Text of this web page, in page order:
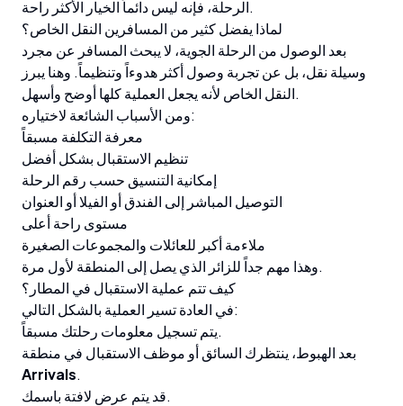
الرحلة، فإنه ليس دائماً الخيار الأكثر راحة.
لماذا يفضل كثير من المسافرين النقل الخاص؟
بعد الوصول من الرحلة الجوية، لا يبحث المسافر عن مجرد
وسيلة نقل، بل عن تجربة وصول أكثر هدوءاً وتنظيماً. وهنا يبرز
النقل الخاص لأنه يجعل العملية كلها أوضح وأسهل.
ومن الأسباب الشائعة لاختياره:
معرفة التكلفة مسبقاً
تنظيم الاستقبال بشكل أفضل
إمكانية التنسيق حسب رقم الرحلة
التوصيل المباشر إلى الفندق أو الفيلا أو العنوان
مستوى راحة أعلى
ملاءمة أكبر للعائلات والمجموعات الصغيرة
وهذا مهم جداً للزائر الذي يصل إلى المنطقة لأول مرة.
كيف تتم عملية الاستقبال في المطار؟
في العادة تسير العملية بالشكل التالي:
يتم تسجيل معلومات رحلتك مسبقاً.
بعد الهبوط، ينتظرك السائق أو موظف الاستقبال في منطقة
Arrivals.
قد يتم عرض لافتة باسمك.